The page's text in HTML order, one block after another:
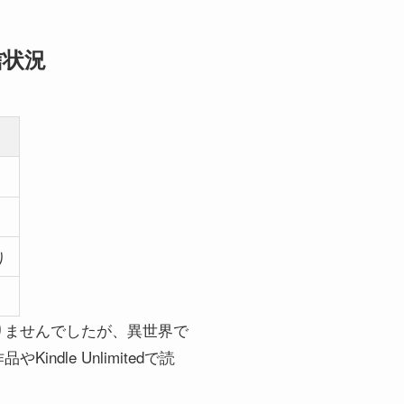
況
せんでしたが、異世界で
やKindle Unlimitedで読